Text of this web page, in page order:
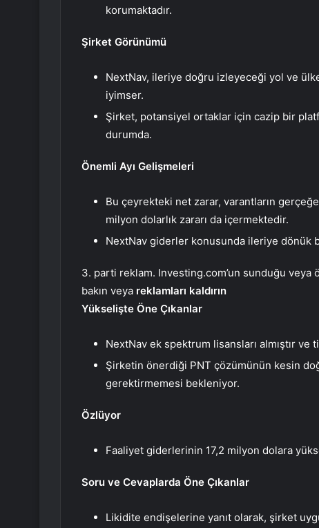
korumaktadır.
Şirket Görünümü
NextNav, ileriye doğru izleyeceği yol ve
iyimser.
Şirket, potansiyel ortaklar için cazip bir
durumda.
Önemli Ayı Gelişmeleri
Bu çeyrekteki net zarar, varantların
milyon dolarlık zararı da içermektedir.
NextNav giderler konusunda ileriye dönük
3. parti reklam. Investing.com’un sunduğu
bakın veya reklamları kaldırın
Yükselişte Öne Çıkanlar
NextNav ek spektrum lisansları almıştır
Şirketin önerdiği PNT çözümünün kesin
gerektirmemesi bekleniyor.
Özlüyor
Faaliyet giderlerinin 17,2 milyon dolara
Soru ve Cevaplarda Öne Çıkanlar
Likidite endişelerine yanıt olarak, şirket